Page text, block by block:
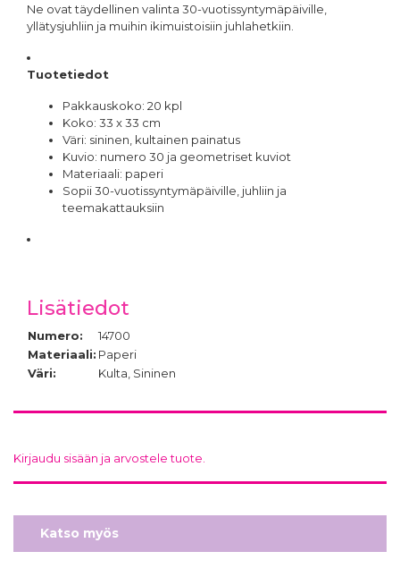
Ne ovat täydellinen valinta 30-vuotissyntymäpäiville,
yllätysjuhliin ja muihin ikimuistoisiin juhlahetkiin.
Tuotetiedot
Pakkauskoko: 20 kpl
Koko: 33 x 33 cm
Väri: sininen, kultainen painatus
Kuvio: numero 30 ja geometriset kuviot
Materiaali: paperi
Sopii 30-vuotissyntymäpäiville, juhliin ja
teemakattauksiin
Lisätiedot
Numero:
14700
Materiaali: Paperi
Väri:
Kulta, Sininen
Kirjaudu sisään ja arvostele tuote.
Katso myös